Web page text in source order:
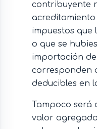
contribuyente
impuestos que
o que se
importación
corresponden
deducibles en
Tampoco será
valor